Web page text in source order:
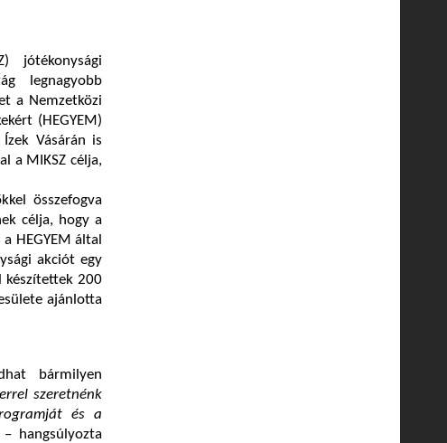
jótékonysági
legnagyobb
a Nemzetközi
(HEGYEM)
Vásárán is
a MIKSZ célja,
összefogva
célja, hogy a
HEGYEM által
akciót egy
készítettek 200
ajánlotta
bármilyen
szeretnénk
és a
– hangsúlyozta